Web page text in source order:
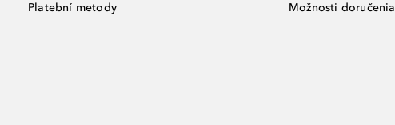
Platební metody Možnosti doručenia